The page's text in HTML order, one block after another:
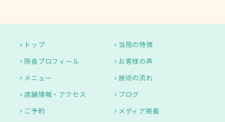
トップ
当院の特徴
院長プロフィール
お客様の声
メニュー
施術の流れ
店舗情報・アクセス
ブログ
ご予約
メディア掲載